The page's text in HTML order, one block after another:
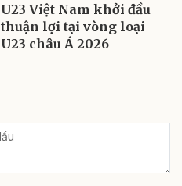
U23 Việt Nam khởi đầu
thuận lợi tại vòng loại
U23 châu Á 2026